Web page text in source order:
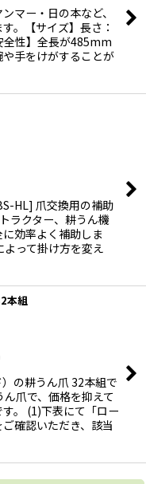
マー・日の本など、
。【サイズ】長さ：
性】全長が485mm
手をけがすることが
HL] 爪交換用の補助
ラクター、耕うん機
効率よく補助しま
って掛け方を変え
本組
の耕うん爪 32本組で
爪で、価格を抑えて
。 (1)下表にて「ロー
確認いただき、該当